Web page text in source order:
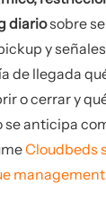
diariosobre
y
de llegada
o cerrar y
anticipa
Cloudbeds
management